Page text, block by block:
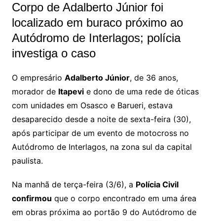
Corpo de Adalberto Júnior foi
localizado em buraco próximo ao
Autódromo de Interlagos; polícia
investiga o caso
O empresário Adalberto Júnior, de 36 anos,
morador de Itapevie dono de uma rede de óticas
com unidades em Osasco e Barueri, estava
desaparecido desde a noite de sexta-feira (30),
após participar de um evento de motocross no
Autódromo de Interlagos, na zona sul da capital
paulista.
Na manhã de terça-feira (3/6), a Polícia Civil
confirmou que o corpo encontrado em uma área
em obras próxima ao portão 9 do Autódromo de